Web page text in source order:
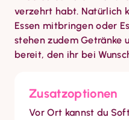
verzehrt habt. Natürlich
Essen mitbringen oder
stehen zudem Getränke
bereit, den ihr bei
Zusatzoptionen
Vor Ort kannst du